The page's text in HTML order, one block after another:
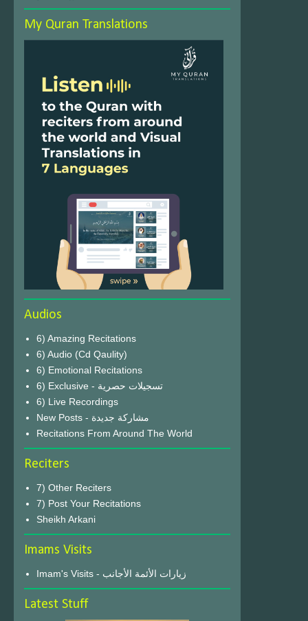
My Quran Translations
Audios
6) Amazing Recitations
6) Audio (Cd Qaulity)
6) Emotional Recitations
6) Exclusive - تسجيلات حصرية
6) Live Recordings
New Posts - مشاركة جديدة
Recitations From Around The World
Reciters
7) Other Reciters
7) Post Your Recitations
Sheikh Arkani
Imams Visits
Imam's Visits - زيارات الأئمة الأجانب
Latest Stuff